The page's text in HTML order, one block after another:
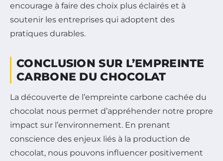
encourage à faire des choix plus éclairés et à
soutenir les entreprises qui adoptent des
pratiques durables.
CONCLUSION SUR L’EMPREINTE
CARBONE DU CHOCOLAT
La découverte de l’empreinte carbone cachée du
chocolat nous permet d’appréhender notre propre
impact sur l’environnement. En prenant
conscience des enjeux liés à la production de
chocolat, nous pouvons influencer positivement